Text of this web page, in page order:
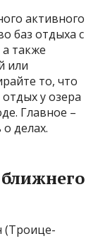
активного
баз отдыха с
также
или
то, что
у озера
Главное –
делах.
(Троице-